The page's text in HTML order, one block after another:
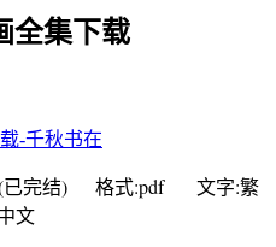
全集下载
已完结) 格式:pdf 文字:繁
文